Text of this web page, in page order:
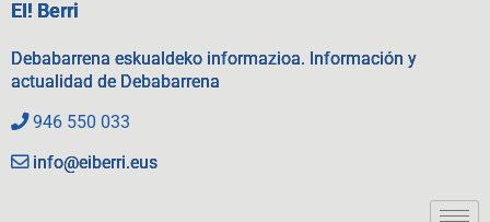
EI! Berri
Debabarrena eskualdeko informazioa. Información y
actualidad de Debabarrena
946 550 033
info@eiberri.eus